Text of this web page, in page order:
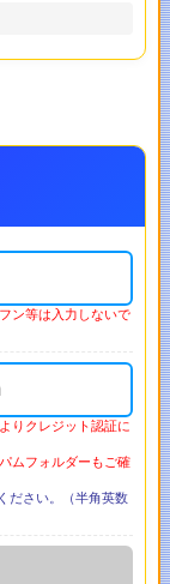
ン等は入力しないで
りクレジット認証に
ムフォルダーもご確
ださい。（半角英数